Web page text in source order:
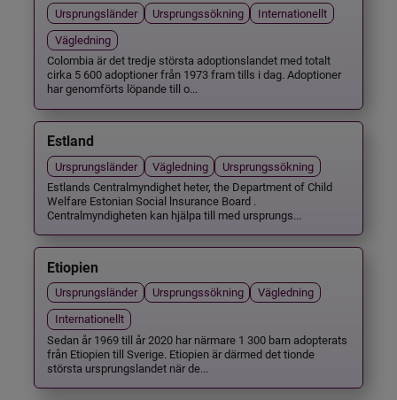
Ursprungsländer Ursprungssökning
Internationellt
Vägledning
Colombia är det tredje största adoptionslandet med totalt
cirka 5 600 adoptioner från 1973 fram tills i dag. Adoptioner
har genomförts löpande till o...
Estland
Ursprungsländer Vägledning
Ursprungssökning
Estlands Centralmyndighet heter, the Department of Child
Welfare Estonian Social lnsurance Board .
Centralmyndigheten kan hjälpa till med ursprungs...
Etiopien
Ursprungsländer Ursprungssökning
Vägledning
Internationellt
Sedan år 1969 till år 2020 har närmare 1 300 barn adopterats
från Etiopien till Sverige. Etiopien är därmed det tionde
största ursprungslandet när de...